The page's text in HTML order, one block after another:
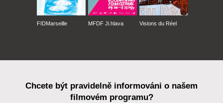
FIDMarseille MFDF Ji.hlava Visions du Réel
Chcete být pravidelně informováni o našem
filmovém programu?